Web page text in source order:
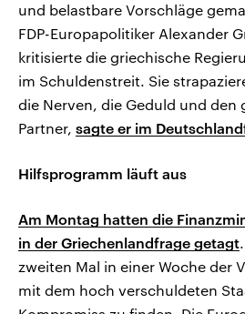
und belastbare Vorschläge
FDP-Europapolitiker Alexander
kritisierte die griechische
im Schuldenstreit. Sie
die Nerven, die Geduld und den
Partner, sagte er im
Hilfsprogramm läuft aus
Am Montag hatten die
in der Griechenlandfrage getagt
zweiten Mal in einer Woche der
mit dem hoch verschuldeten